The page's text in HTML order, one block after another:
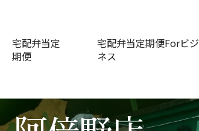
宅配弁当定
期便
宅配弁当定期便Forビジ
ネス